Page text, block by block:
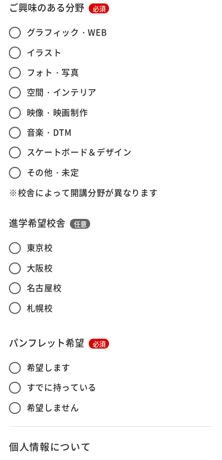
ご興味のある分野 必須
グラフィック・WEB
イラスト
フォト・写真
空間・インテリア
映像・映画制作
音楽・DTM
スケートボード＆デザイン
その他・未定
※校舎によって開講分野が異なります
進学希望校舎 任意
東京校
大阪校
名古屋校
札幌校
パンフレット希望 必須
希望します
すでに持っている
希望しません
個人情報について